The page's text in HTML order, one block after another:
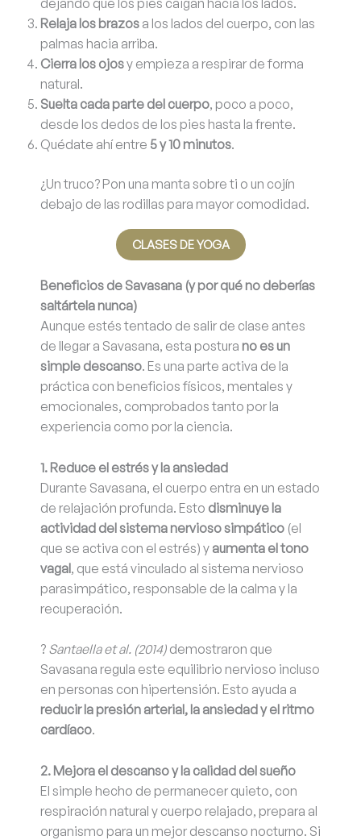
Relaja los brazos a los lados del cuerpo, con las
palmas hacia arriba.
Cierra los ojosy empieza a respirar de forma
natural.
Suelta cada parte del cuerpo, poco a poco,
desde los dedos de los pies hasta la frente.
Quédate ahí entre 5 y 10 minutos.
¿Un truco? Pon una manta sobre ti o un cojín
debajo de las rodillas para mayor comodidad.
CLASES DE YOGA
Beneficios de Savasana (y por qué no deberías
saltártela nunca)
Aunque estés tentado de salir de clase antes
de llegar a Savasana, esta postura no es un
simple descanso. Es una parte activa de la
práctica con beneficios físicos, mentales y
emocionales, comprobados tanto por la
experiencia como por la ciencia.
1. Reduce el estrés y la ansiedad
Durante Savasana, el cuerpo entra en un estado
de relajación profunda. Esto disminuye la
actividad del sistema nervioso simpático (el
que se activa con el estrés) y aumenta el tono
vagal, que está vinculado al sistema nervioso
parasimpático, responsable de la calma y la
recuperación.
? Santaella et al. (2014) demostraron que
Savasana regula este equilibrio nervioso incluso
en personas con hipertensión. Esto ayuda a
reducir la presión arterial, la ansiedad y el ritmo
cardíaco.
2. Mejora el descanso y la calidad del sueño
El simple hecho de permanecer quieto, con
respiración natural y cuerpo relajado, prepara al
organismo para un mejor descanso nocturno. Si